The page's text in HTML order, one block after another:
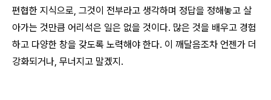
편협한 지식으로, 그것이 전부라고 생각하며 정답을 정해놓고 살
아가는 것만큼 어리석은 일은 없을 것이다. 많은 것을 배우고 경험
하고 다양한 창을 갖도록 노력해야 한다. 이 깨달음조차 언젠가 더
강화되거나, 무너지고 말겠지.